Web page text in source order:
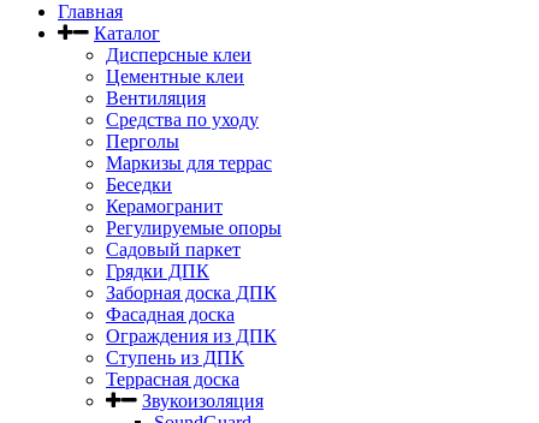
Главная
Каталог
Дисперсные клеи
Цементные клеи
Вентиляция
Средства по уходу
Перголы
Маркизы для террас
Беседки
Керамогранит
Регулируемые опоры
Садовый паркет
Грядки ДПК
Заборная доска ДПК
Фасадная доска
Ограждения из ДПК
Ступень из ДПК
Террасная доска
Звукоизоляция